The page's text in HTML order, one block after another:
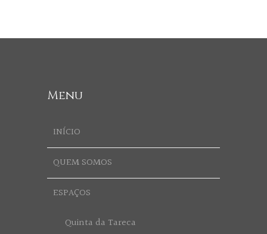
Menu
INÍCIO
QUEM SOMOS
ESPAÇOS
Quinta da Tareca